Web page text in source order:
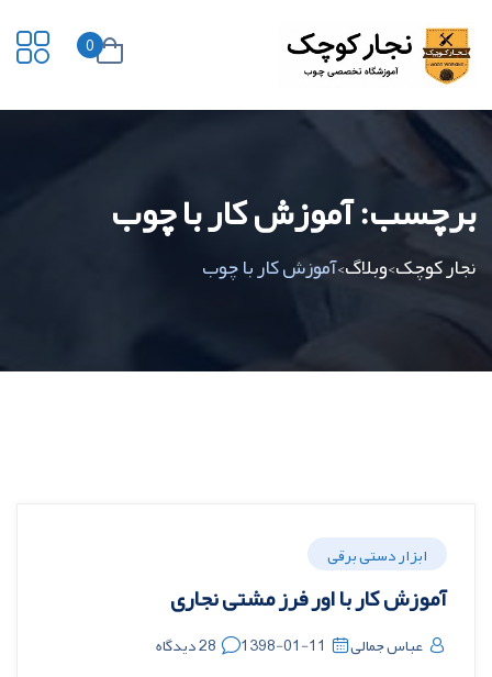
0
برچسب:آموزش کار با چوب
نجار کوچک>وبلاگ>آموزش کار با چوب
ابزار دستی برقی
آموزش کار با اور فرز مشتی نجاری
عباس جمالی 1398-01-11 28 دیدگاه